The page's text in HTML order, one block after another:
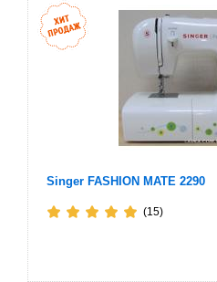
Singer FASHION MATE 2290
(15)